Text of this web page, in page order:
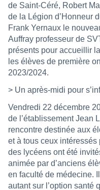
de Saint-Céré, Robert
de la Légion d’Honneur
Frank Yernaux le
Auffray professeur de
présents pour accueillir
les élèves de première
2023/2024.
> Un après-midi pour
Vendredi 22 décembre
de l’établissement Jean
rencontre destinée aux
et à tous ceux intéressés
des lycéens ont été
animée par d’anciens
en faculté de médecine.
autant sur l’option santé